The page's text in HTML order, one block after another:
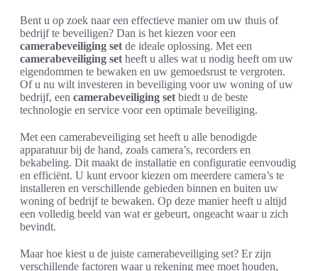
Bent u op zoek naar een effectieve manier om uw thuis of
bedrijf te beveiligen? Dan is het kiezen voor een
camerabeveiliging set de ideale oplossing. Met een
camerabeveiliging set heeft u alles wat u nodig heeft om uw
eigendommen te bewaken en uw gemoedsrust te vergroten.
Of u nu wilt investeren in beveiliging voor uw woning of uw
bedrijf, een camerabeveiliging set biedt u de beste
technologie en service voor een optimale beveiliging.
Met een camerabeveiliging set heeft u alle benodigde
apparatuur bij de hand, zoals camera’s, recorders en
bekabeling. Dit maakt de installatie en configuratie eenvoudig
en efficiënt. U kunt ervoor kiezen om meerdere camera’s te
installeren en verschillende gebieden binnen en buiten uw
woning of bedrijf te bewaken. Op deze manier heeft u altijd
een volledig beeld van wat er gebeurt, ongeacht waar u zich
bevindt.
Maar hoe kiest u de juiste camerabeveiliging set? Er zijn
verschillende factoren waar u rekening mee moet houden,